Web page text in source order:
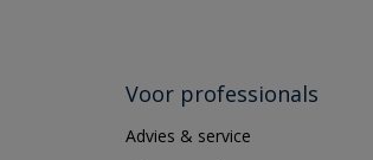
Voor professionals
Advies & service